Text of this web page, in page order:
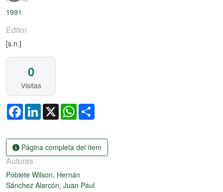
1991
Editor
[s.n.]
0
Visitas
FacebookLinkedIn
X WhatsApp
Página completa del ítem
Autores
Poblete Wilson, Hernán
Sánchez Alarcón, Juan Paul